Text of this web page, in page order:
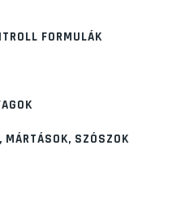
FORMULÁK
MÁRTÁSOK, SZÓSZOK